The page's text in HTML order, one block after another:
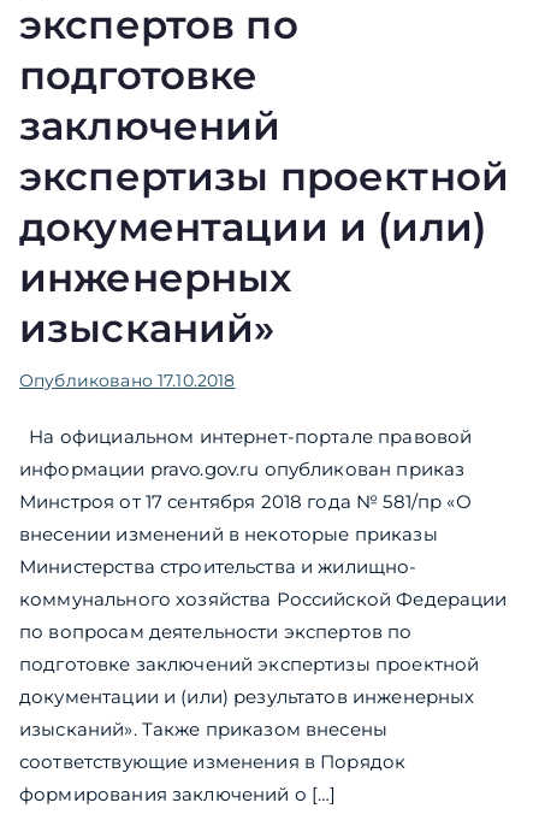
экспертов по
подготовке
заключений
экспертизы проектной
документации и (или)
инженерных
изысканий»
Опубликовано 17.10.2018
На официальном интернет-портале правовой
информации pravo.gov.ru опубликован приказ
Минстроя от 17 сентября 2018 года № 581/пр «О
внесении изменений в некоторые приказы
Министерства строительства и жилищно-
коммунального хозяйства Российской Федерации
по вопросам деятельности экспертов по
подготовке заключений экспертизы проектной
документации и (или) результатов инженерных
изысканий». Также приказом внесены
соответствующие изменения в Порядок
формирования заключений о […]